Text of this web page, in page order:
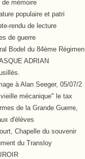
de mémoire
populaire et patri
rendu de lecture
de guerre
Bodel du 84ème Régimen
ADRIAN
à Alan Seeger, 05/07/2
mécanique" le tax
de la Grande Guerre,
d'élèves
Chapelle du souvenir
du Transloy